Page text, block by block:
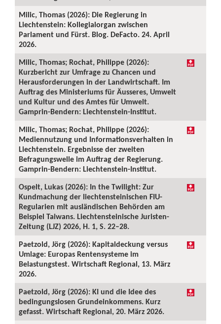
Milic, Thomas (2026): Die Regierung in
Liechtenstein: Kollegialorgan zwischen
Parlament und Fürst. Blog. DeFacto. 24. April
2026.
Milic, Thomas; Rochat, Philippe (2026):
Kurzbericht zur Umfrage zu Chancen und
Herausforderungen in der Landwirtschaft. Im
Auftrag des Ministeriums für Äusseres, Umwelt
und Kultur und des Amtes für Umwelt.
Gamprin-Bendern: Liechtenstein-Institut.
Milic, Thomas; Rochat, Philippe (2026):
Mediennutzung und Informationsverhalten in
Liechtenstein. Ergebnisse der zweiten
Befragungswelle im Auftrag der Regierung.
Gamprin-Bendern: Liechtenstein-Institut.
Ospelt, Lukas (2026): In the Twilight: Zur
Kundmachung der liechtensteinischen FIU-
Regularien mit ausländischen Behörden am
Beispiel Taiwans. Liechtensteinische Juristen-
Zeitung (LJZ) 2026, H. 1, S. 22–28.
Paetzold, Jörg (2026): Kapitaldeckung versus
Umlage: Europas Rentensysteme im
Belastungstest. Wirtschaft Regional, 13. März
2026.
Paetzold, Jörg (2026): KI und die Idee des
bedingungslosen Grundeinkommens. Kurz
gefasst. Wirtschaft Regional, 20. März 2026.